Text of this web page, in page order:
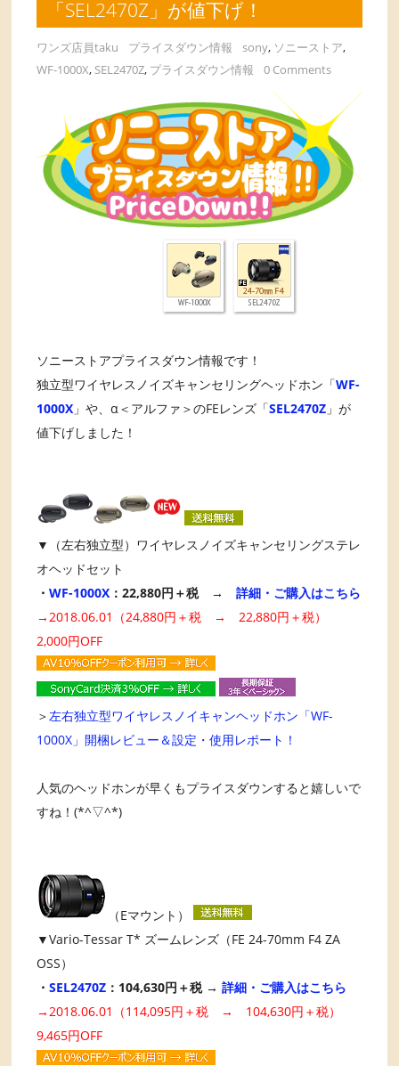
「SEL2470Z」が値下げ！
ワンズ店員taku プライスダウン情報 sony, ソニーストア,
WF-1000X, SEL2470Z, プライスダウン情報 0 Comments
ソニーストアプライスダウン情報です！
独立型ワイヤレスノイズキャンセリングヘッドホン「WF-
1000X 」や、α＜アルファ＞のFEレンズ「SEL2470Z 」が
値下げしました！
▼（左右独立型）ワイヤレスノイズキャンセリングステレ
オヘッドセット
・WF-1000X ：22,880円＋税 →詳細・ご購入はこちら
→2018.06.01（24,880円＋税 → 22,880円＋税）
2,000円OFF
＞左右独立型ワイヤレスノイキャンヘッドホン「WF-
1000X」開梱レビュー＆設定・使用レポート！
人気のヘッドホンが早くもプライスダウンすると嬉しいで
すね！(*^▽^*)
（Eマウント）
▼Vario-Tessar T* ズームレンズ（FE 24-70mm F4 ZA
OSS）
・SEL2470Z ：104,630円＋税 →詳細・ご購入はこちら
→2018.06.01（114,095円＋税 → 104,630円＋税）
9,465円OFF